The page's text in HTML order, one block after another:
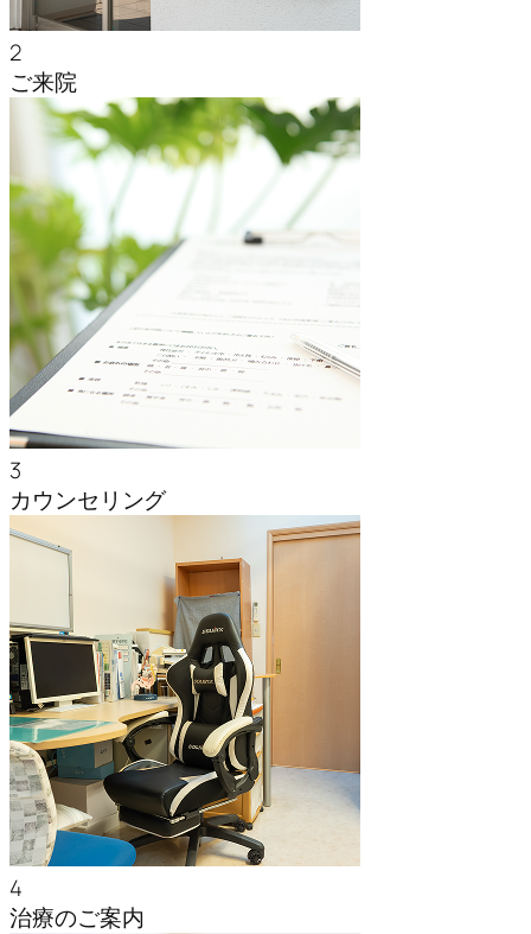
2
ご来院
3
カウンセリング
4
治療のご案内